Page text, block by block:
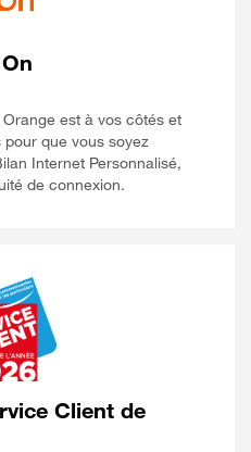
est à vos côtés et
que vous soyez
Internet Personnalisé,
de connexion.
Client de